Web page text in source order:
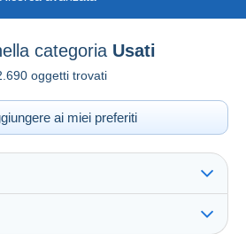
categoria Usati
oggetti trovati
ai miei preferiti